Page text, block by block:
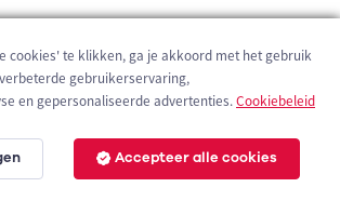
cookies' te klikken, ga je akkoord met het gebruik
gebruikerservaring,
en gepersonaliseerde advertenties.Cookiebeleid
Accepteer alle cookies